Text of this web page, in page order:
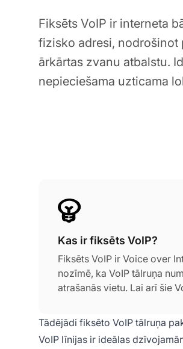
Fiksēts VoIP ir interneta
fizisko adresi,
ārkārtas zvanu atbalstu.
nepieciešama uzticama
Kas ir fiksēts VoIP?
Fiksēts VoIP ir Voice over
nozīmē, ka VoIP tālruņa
atrašanās vietu. Lai arī šie
Tādējādi fiksēto VoIP tālruņa
VoIP līnijas ir ideālas